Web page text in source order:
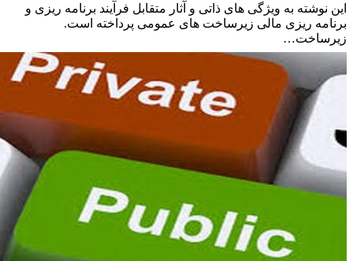
به ویژگی های ذاتی و آثار متقابل فرآیند برنامه ریزی و
ریزی مالی زیرساخت های عمومی پرداخته است.